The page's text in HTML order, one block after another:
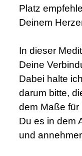
Platz
Deinem
In dieser
Deine
Dabei halte
darum bitte,
dem Maße für
Du es in dem
und